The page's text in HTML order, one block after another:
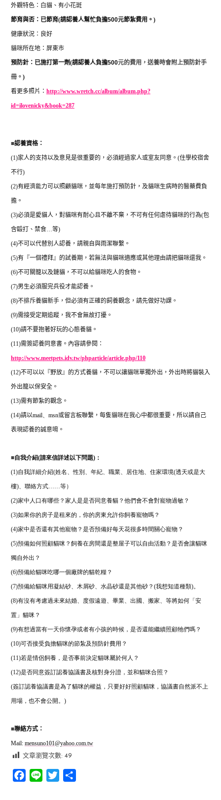
外觀特色：白貓、有小花斑
節育與否：已節育(請認養人幫忙負擔500元節紮費用。 )
健康狀況：良好
貓咪所在地：屏東市
預防針：已施打第一劑(請認養人負擔500元的費用，送養時會附上預防針手
冊。 )
看更多照片： http://www.wretch.cc/album/album.php?
id=ilovenicky&book=287
■認養資格：
(1)家人的支持以及意見是很重要的，必須經過家人或室友同意。 (住學校宿舍
不行)
(2)有經濟能力可以照顧貓咪，並每年施打預防針，及貓咪生病時的醫藥費負
擔。
(3)必須是愛貓人，對貓咪有耐心且不離不棄，不可有任何虐待貓咪的行為(包
含毆打、禁食… 等)
(4)不可以代替別人認養，請親自與雨潔聯繫。
(5)有『一個禮拜』的試養期，若無法與貓咪適應或其他理由請把貓咪還我。
(6)不可關籠以及鏈貓，不可以給貓咪吃人的食物。
(7)男生必須服完兵役才能認養。
(8)不排斥養貓新手，但必須有正確的飼養觀念，請先做好功課。
(9)需接受定期追蹤，我不會無故打擾。
(10)請不要抱著好玩的心態養貓。
(11)需簽認養同意書。內容請參閱：
http://www.meetpets.idv.tw/phparticle/article.php/110
(12)不可以以『野放』的方式養貓，不可以讓貓咪單獨外出，外出時將貓裝入
外出籠以保安全。
(13)需有節紮的觀念。
(14)請以mail、 msn或留言板聯繫，每隻貓咪在我心中都很重要，所以請自己
表現認養的誠意唷。
■自我介紹(請來信詳述以下問題)：
(1)自我詳細介紹(姓名、性別、年紀、職業、居住地、住家環境(透天或是大
樓)、聯絡方式……等）
(2)家中人口有哪些？家人是是否同意養貓？他們會不會對寵物過敏？
(3)如果你的房子是租來的，你的房東允許你飼養寵物嗎？
(4)家中是否還有其他寵物？是否預備好每天花很多時間關心寵物？
(5)預備如何照顧貓咪？飼養在房間還是整屋子可以自由活動？是否會讓貓咪
獨自外出？
(6)預備給貓咪吃哪一個廠牌的貓乾糧？
(7)預備給貓咪用凝結砂、木屑砂、水晶砂還是其他砂？(我想知道種類)。
(8)有沒有考慮過未來結婚、度假遠遊、畢業、出國、搬家、等將如何「安
置」貓咪？
(9)有想過當有一天你懷孕或者有小孩的時候，是否還能繼續照顧牠們嗎？
(10)可否接受負擔貓咪的節紮及預防針費用？
(11)若是情侶飼養，是否事前決定貓咪屬於何人？
(12)是否同意簽訂認養協議書及核對身分證，並和貓咪合照？
(簽訂認養協議書是為了貓咪的權益，只要好好照顧貓咪，協議書自然派不上
用場，也不會公開。)
■聯絡方式：
Mail: mensuno101@yahoo.com.tw
文章瀏覽次數: 49
Facebook
Line Twitter